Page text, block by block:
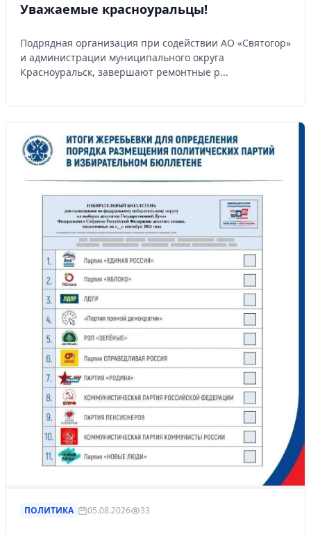
Уважаемые красноуральцы!
Подрядная организация при содействии АО «Святогор»
и администрации муниципального округа
Красноуральск, завершают ремонтные р...
ПОЛИТИКА 05.08.2026 33